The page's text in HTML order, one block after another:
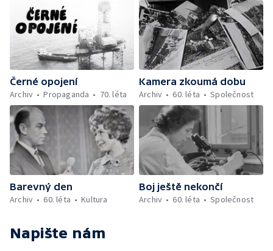
Černé opojení
Archiv
Propaganda 70. léta
Kamera zkoumá dobu
Archiv
60. léta Společnost
Barevný den
Archiv
60. léta Kultura
Boj ještě nekončí
Archiv
60. léta Společnost
Napište nám